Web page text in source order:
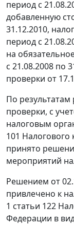
период с
добавленную
31.12.2010,
период с
на
с 21.08.2008 по
проверки от
По
проверки, с
налоговым
101 Налогового
принято
мероприятий
Решением от
привлечено к
1 статьи 122
Федерации в